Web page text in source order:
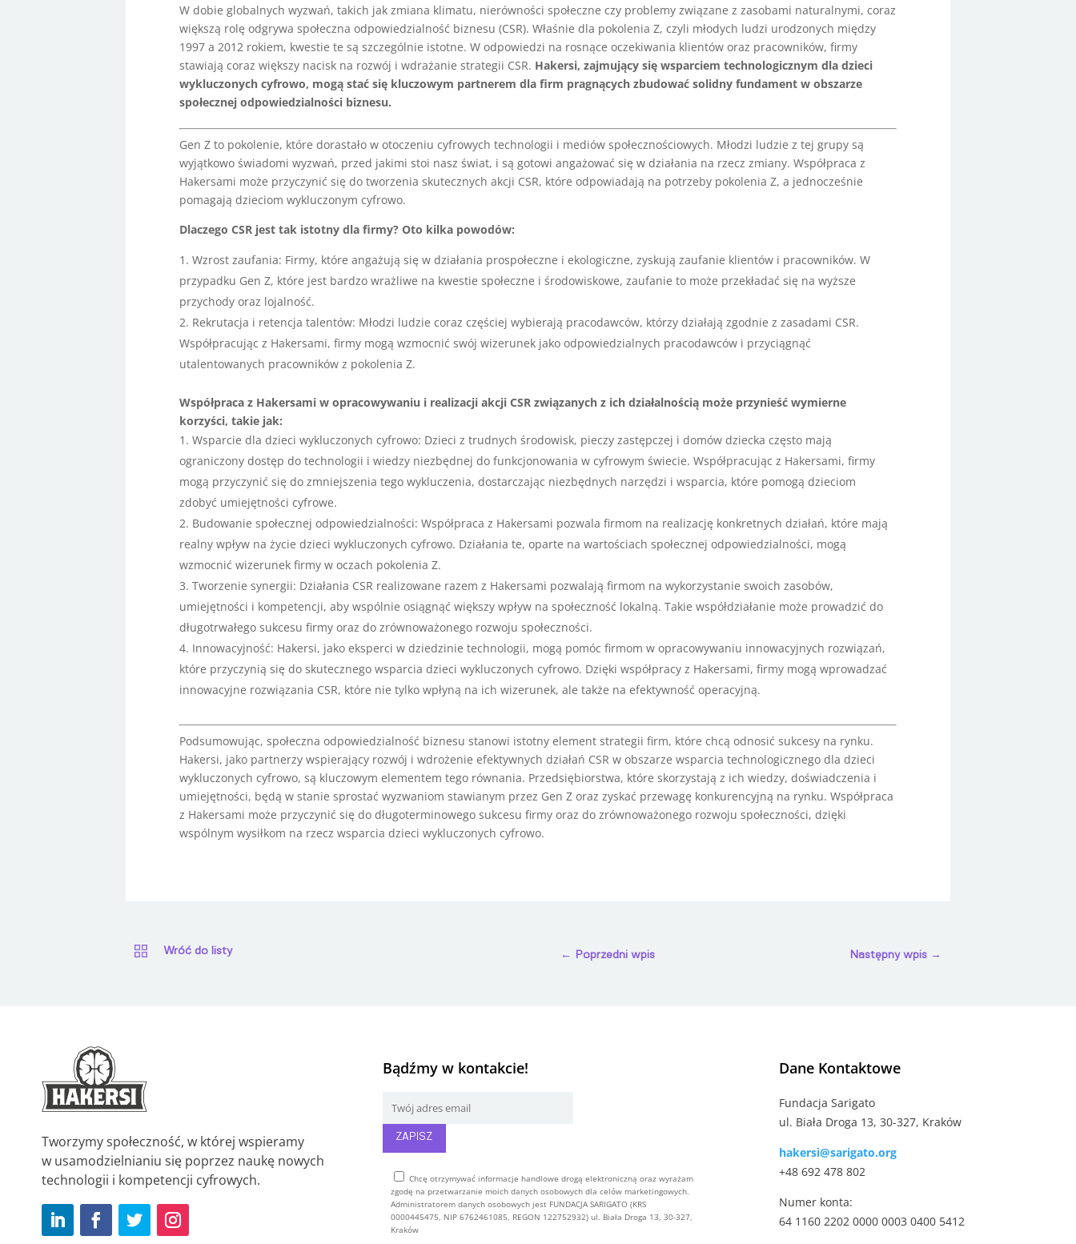
W dobie globalnych wyzwań, takich jak zmiana klimatu, nierówności społeczne czy problemy związane z zasobami naturalnymi, coraz
większą rolę odgrywa społeczna odpowiedzialność biznesu (CSR). Właśnie dla pokolenia Z, czyli młodych ludzi urodzonych między
1997 a 2012 rokiem, kwestie te są szczególnie istotne. W odpowiedzi na rosnące oczekiwania klientów oraz pracowników, firmy
stawiają coraz większy nacisk na rozwój i wdrażanie strategii CSR. Hakersi, zajmujący się wsparciem technologicznym dla dzieci
wykluczonych cyfrowo, mogą stać się kluczowym partnerem dla firm pragnących zbudować solidny fundament w obszarze
społecznej odpowiedzialności biznesu.
Gen Z to pokolenie, które dorastało w otoczeniu cyfrowych technologii i mediów społecznościowych. Młodzi ludzie z tej grupy są
wyjątkowo świadomi wyzwań, przed jakimi stoi nasz świat, i są gotowi angażować się w działania na rzecz zmiany. Współpraca z
Hakersami może przyczynić się do tworzenia skutecznych akcji CSR, które odpowiadają na potrzeby pokolenia Z, a jednocześnie
pomagają dzieciom wykluczonym cyfrowo.
Dlaczego CSR jest tak istotny dla firmy? Oto kilka powodów:
Wzrost zaufania: Firmy, które angażują się w działania prospołeczne i ekologiczne, zyskują zaufanie klientów i pracowników. W
przypadku Gen Z, które jest bardzo wrażliwe na kwestie społeczne i środowiskowe, zaufanie to może przekładać się na wyższe
przychody oraz lojalność.
Rekrutacja i retencja talentów: Młodzi ludzie coraz częściej wybierają pracodawców, którzy działają zgodnie z zasadami CSR.
Współpracując z Hakersami, firmy mogą wzmocnić swój wizerunek jako odpowiedzialnych pracodawców i przyciągnąć
utalentowanych pracowników z pokolenia Z.
Współpraca z Hakersami w opracowywaniu i realizacji akcji CSR związanych z ich działalnością może przynieść wymierne
korzyści, takie jak:
Wsparcie dla dzieci wykluczonych cyfrowo: Dzieci z trudnych środowisk, pieczy zastępczej i domów dziecka często mają
ograniczony dostęp do technologii i wiedzy niezbędnej do funkcjonowania w cyfrowym świecie. Współpracując z Hakersami, firmy
mogą przyczynić się do zmniejszenia tego wykluczenia, dostarczając niezbędnych narzędzi i wsparcia, które pomogą dzieciom
zdobyć umiejętności cyfrowe.
Budowanie społecznej odpowiedzialności: Współpraca z Hakersami pozwala firmom na realizację konkretnych działań, które mają
realny wpływ na życie dzieci wykluczonych cyfrowo. Działania te, oparte na wartościach społecznej odpowiedzialności, mogą
wzmocnić wizerunek firmy w oczach pokolenia Z.
Tworzenie synergii: Działania CSR realizowane razem z Hakersami pozwalają firmom na wykorzystanie swoich zasobów,
umiejętności i kompetencji, aby wspólnie osiągnąć większy wpływ na społeczność lokalną. Takie współdziałanie może prowadzić do
długotrwałego sukcesu firmy oraz do zrównoważonego rozwoju społeczności.
Innowacyjność: Hakersi, jako eksperci w dziedzinie technologii, mogą pomóc firmom w opracowywaniu innowacyjnych rozwiązań,
które przyczynią się do skutecznego wsparcia dzieci wykluczonych cyfrowo. Dzięki współpracy z Hakersami, firmy mogą wprowadzać
innowacyjne rozwiązania CSR, które nie tylko wpłyną na ich wizerunek, ale także na efektywność operacyjną.
Podsumowując, społeczna odpowiedzialność biznesu stanowi istotny element strategii firm, które chcą odnosić sukcesy na rynku.
Hakersi, jako partnerzy wspierający rozwój i wdrożenie efektywnych działań CSR w obszarze wsparcia technologicznego dla dzieci
wykluczonych cyfrowo, są kluczowym elementem tego równania. Przedsiębiorstwa, które skorzystają z ich wiedzy, doświadczenia i
umiejętności, będą w stanie sprostać wyzwaniom stawianym przez Gen Z oraz zyskać przewagę konkurencyjną na rynku. Współpraca
z Hakersami może przyczynić się do długoterminowego sukcesu firmy oraz do zrównoważonego rozwoju społeczności, dzięki
wspólnym wysiłkom na rzecz wsparcia dzieci wykluczonych cyfrowo.
Wróć do listy ← Poprzedni wpis Następny wpis→
Tworzymy społeczność, w której wspieramy
w usamodzielnianiu się poprzez naukę nowych
technologii i kompetencji cyfrowych.
Bądźmy w kontakcie!
Chcę otrzymywać informacje handlowe drogą elektroniczną oraz wyrażam
zgodę na przetwarzanie moich danych osobowych dla celów marketingowych.
Administratorem danych osobowych jest FUNDACJA SARIGATO (KRS
0000445475, NIP 6762461085, REGON 122752932) ul. Biała Droga 13, 30-327,
Kraków
Dane Kontaktowe
Fundacja Sarigato
ul. Biała Droga 13, 30-327, Kraków
hakersi@sarigato.org
+48 692 478 802
Numer konta:
64 1160 2202 0000 0003 0400 5412